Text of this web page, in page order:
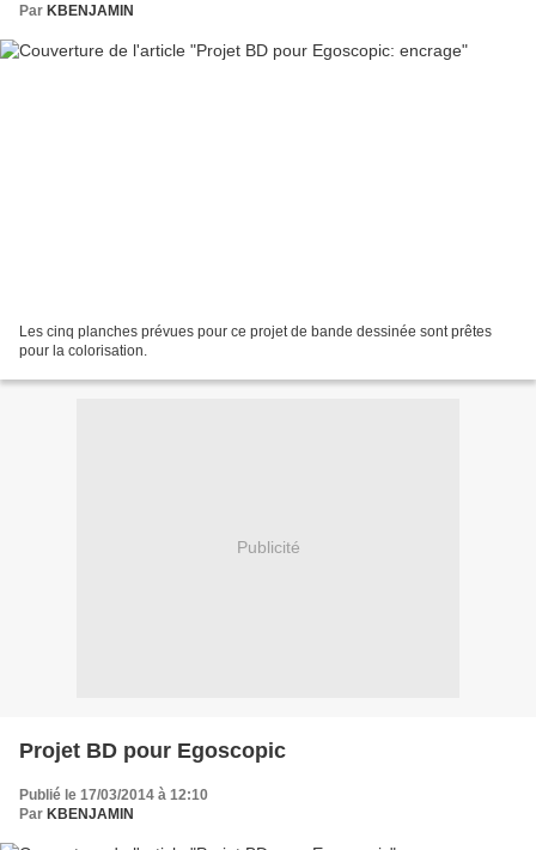
Par KBENJAMIN
Les cinq planches prévues pour ce projet de bande dessinée sont prêtes
pour la colorisation.
Publicité
Projet BD pour Egoscopic
Publié le 17/03/2014 à 12:10
Par KBENJAMIN